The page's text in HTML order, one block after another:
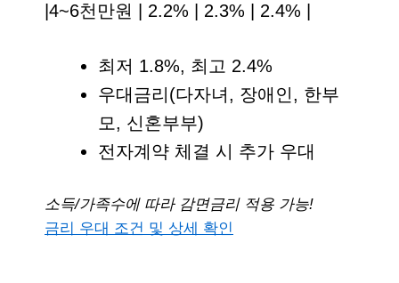
|4~6천만원 | 2.2% | 2.3% | 2.4% |
최저 1.8%, 최고 2.4%
우대금리(다자녀, 장애인, 한부
모, 신혼부부)
전자계약 체결 시 추가 우대
소득/가족수에 따라 감면금리 적용 가능!
금리 우대 조건 및 상세 확인